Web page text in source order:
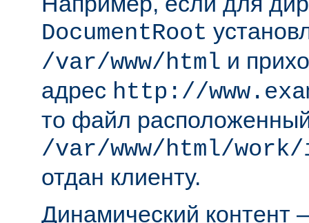
DocumentRoot
/var/www/html и
адрес http://
то файл
/var/www/html/
отдан клиенту.
Динамический контент